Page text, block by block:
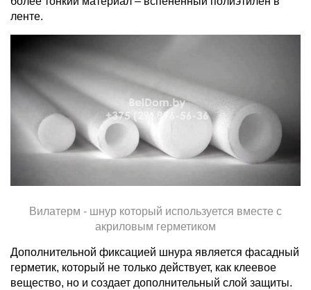
ленте.
Вилатерм - шнур который используется вместе с
акриловым герметиком
Дополнительной фиксацией шнура является фасадный
герметик, который не только действует, как клеевое
вещество, но и создает дополнительный слой защиты.